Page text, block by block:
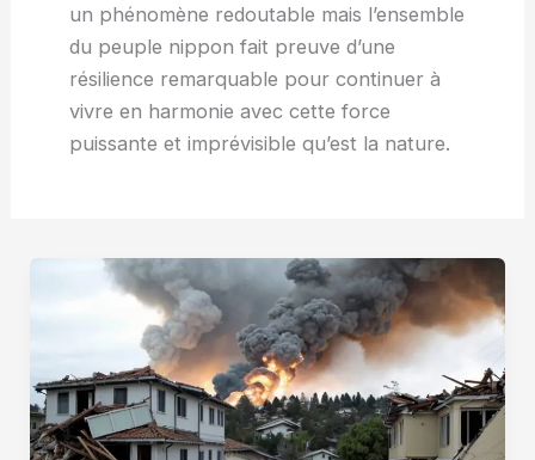
un phénomène redoutable mais l’ensemble
du peuple nippon fait preuve d’une
résilience remarquable pour continuer à
vivre en harmonie avec cette force
puissante et imprévisible qu’est la nature.